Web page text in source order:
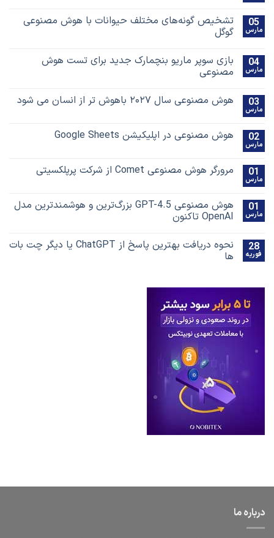
05
مارس
تشخیص گونه‌های مختلف حیوانات با هوش مصنوعی
گوگل
04
مارس
بازی سوپر ماریو بنچمارک جدید برای تست هوش
مصنوعی
03
مارس
هوش مصنوعی سال ۲۰۲۷ باهوش تر از انسان می شود
02
مارس
هوش مصنوعی در اپلیکیشن Google Sheets
01
مارس
مرورگر هوش مصنوعی Comet از شرکت پرپلکسیتی
01
مارس
هوش مصنوعی GPT-4.5 بزرگ‌ترین و هوشمندترین مدل
OpenAI تاکنون
28
فوریه
نحوه دریافت بهترین پاسخ‌ از ChatGPT یا دیگر چت بات
ها
درباره ما